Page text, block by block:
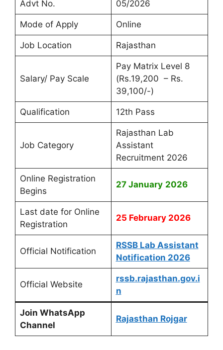
Advt No. 05/2026
Mode of Apply Online
Job Location Rajasthan
Salary/ Pay Scale
Pay Matrix Level 8
(Rs.19,200 – Rs.
39,100/-)
Qualification 12th Pass
Job Category
Rajasthan Lab
Assistant
Recruitment 2026
Online Registration
Begins
27 January 2026
Last date for Online
Registration
25 February 2026
Official Notification
RSSB Lab Assistant
Notification 2026
Official Website
rssb.rajasthan.gov.i
n
Join WhatsApp
Channel
Rajasthan Rojgar